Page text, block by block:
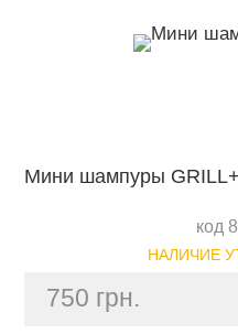
Мини шампуры GRILL+
код
НАЛИЧИЕ
750 грн.